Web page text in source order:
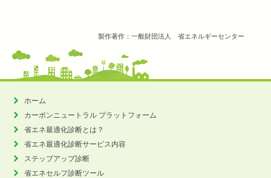
製作著作：一般財団法人 省エネルギーセンター
ホーム
カーボンニュートラル プラットフォーム
省エネ最適化診断とは？
省エネ最適化診断サービス内容
ステップアップ診断
省エネセルフ診断ツール